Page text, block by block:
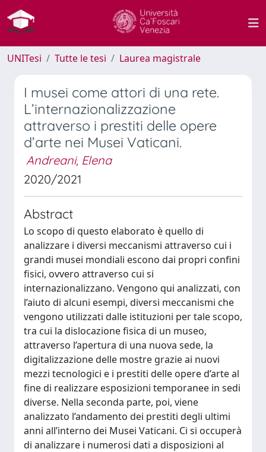
UNITesi Tutte le tesi Laurea magistrale
I musei come attori di una rete.
L’internazionalizzazione
attraverso i prestiti delle opere
d’arte nei Musei Vaticani.
Andreani, Elena
2020/2021
Abstract
Lo scopo di questo elaborato è quello di
analizzare i diversi meccanismi attraverso cui i
grandi musei mondiali escono dai propri confini
fisici, ovvero attraverso cui si
internazionalizzano. Vengono qui analizzati, con
l’aiuto di alcuni esempi, diversi meccanismi che
vengono utilizzati dalle istituzioni per tale scopo,
tra cui la dislocazione fisica di un museo,
attraverso l’apertura di una nuova sede, la
digitalizzazione delle mostre grazie ai nuovi
mezzi tecnologici e i prestiti delle opere d’arte al
fine di realizzare esposizioni temporanee in sedi
diverse. Nella seconda parte, poi, viene
analizzato l’andamento dei prestiti degli ultimi
anni all’interno dei Musei Vaticani. Ci si occuperà
di analizzare i numerosi dati a disposizioni al